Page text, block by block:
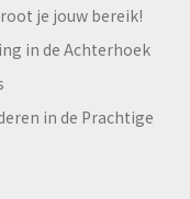
je jouw bereik!
in de Achterhoek
in de Prachtige